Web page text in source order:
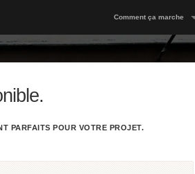
Comment ça marche
Notre concept
PARFAITS POUR VOTRE PROJET.